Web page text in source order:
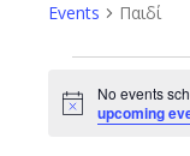
Events Παιδί
Events
Notice
No events
upcoming